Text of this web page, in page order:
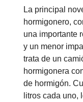
La principal
hormigonero,
una importante
y un menor
trata de un
hormigonera
de hormigón.
litros cada uno,